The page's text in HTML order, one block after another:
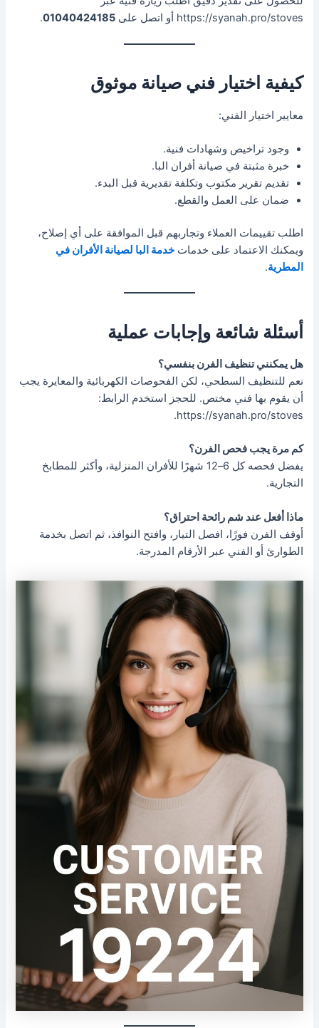
https://syanah.pro/stoves أو اتصل على
01040424185
.
كيفية اختيار فني صيانة موثوق
معايير اختيار الفني:
وجود تراخيص وشهادات فنية.
خبرة مثبتة في صيانة أفران البا.
تقديم تقرير مكتوب وتكلفة تقديرية قبل البدء.
ضمان على العمل والقطع.
اطلب تقييمات العملاء وتجاربهم قبل الموافقة على أي إصلاح،
ويمكنك الاعتماد على خدماتخدمة البا لصيانة الأفران في
المطرية.
أسئلة شائعة وإجابات عملية
هل يمكنني تنظيف الفرن بنفسي؟
نعم للتنظيف السطحي، لكن الفحوصات الكهربائية والمعايرة يجب
أن يقوم بها فني مختص. للحجز استخدم الرابط:
https://syanah.pro/stoves.
كم مرة يجب فحص الفرن؟
يفضل فحصه كل 6–12 شهرًا للأفران المنزلية، وأكثر للمطابخ
التجارية.
ماذا أفعل عند شم رائحة احتراق؟
أوقف الفرن فورًا، افصل التيار، وافتح النوافذ، ثم اتصل بخدمة
الطوارئ أو الفني عبر الأرقام المدرجة.